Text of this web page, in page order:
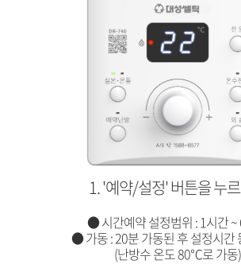
1. '예약/설정' 버튼을 누
● 시간예약 설정범위 : 1시간 ~
● 가동 : 20분 가동된 후 설정시간
(난방수 온도 80℃로 가동)